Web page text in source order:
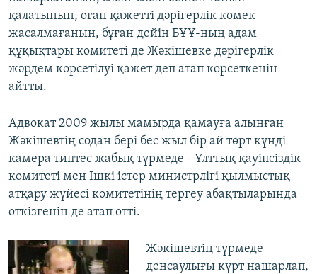
қалатынын, оған қажетті дәрігерлік көмек
жасалмағанын, бұған дейін БҰҰ-ның адам
құқықтары комитеті де Жәкішевке дәрігерлік
жәрдем көрсетілуі қажет деп атап көрсеткенін
айтты.
Адвокат 2009 жылы мамырда қамауға алынған
Жәкішевтің содан бері бес жыл бір ай төрт күнді
камера типтес жабық түрмеде - Ұлттық қауіпсіздік
комитеті мен Ішкі істер министрлігі қылмыстық
атқару жүйесі комитетінің тергеу абақтыларында
өткізгенін де атап өтті.
Жәкішевтің түрмеде
денсаулығы күрт нашарлап,